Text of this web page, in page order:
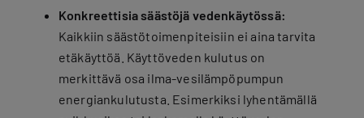
Konkreettisia säästöjä vedenkäytössä:
Kaikkiin säästötoimenpiteisiin ei aina tarvita
etäkäyttöä. Käyttöveden kulutus on
merkittävä osa ilma-vesilämpöpumpun
energiankulutusta. Esimerkiksi lyhentämällä